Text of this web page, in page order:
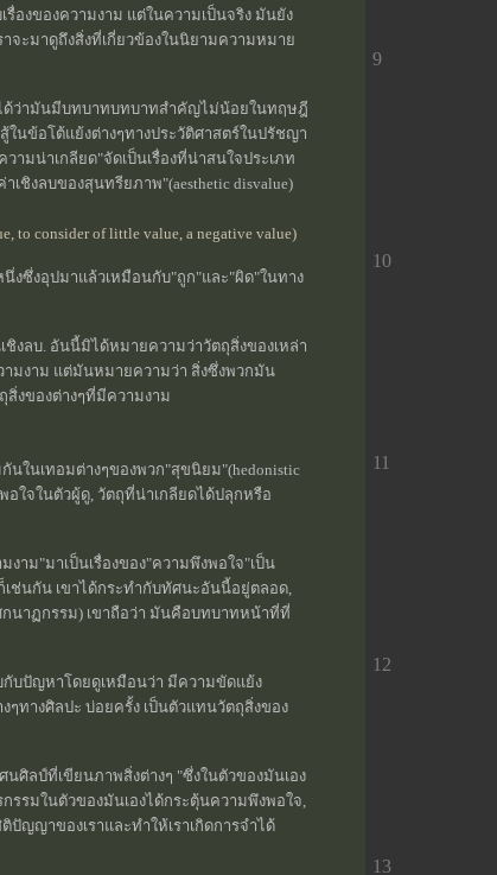
องของความงาม แต่ในความเป็นจริง มันยัง
จะมาดูถึงสิ่งที่เกี่ยวข้องในนิยามความหมาย
ด้ว่ามันมีบทบาทบทบาทสำคัญไม่น้อยในทฤษฎี
นข้อโต้แย้งต่างๆทางประวัติศาสตร์ในปรัชญา
ามน่าเกลียด"จัดเป็นเรื่องที่น่าสนใจประเภท
ชิงลบของสุนทรียภาพ"(aesthetic disvalue)
consider of little value, a negative value)
งซึ่งอุปมาแล้วเหมือนกับ"ถูก"และ"ผิด"ในทาง
งลบ. อันนี้มิได้หมายความว่าวัตถุสิ่งของเหล่า
มงาม แต่มันหมายความว่า สิ่งซึ่งพวกมัน
สิ่งของต่างๆที่มีความงาม
นในเทอมต่างๆของพวก"สุขนิยม"(hedonistic
ใจในตัวผู้ดู, วัตถุที่น่าเกลียดได้ปลุกหรือ
งาม"มาเป็นเรื่องของ"ความพึงพอใจ"เป็น
ก็เช่นกัน เขาได้กระทำกับทัศนะอันนี้อยู่ตลอด,
กนาฏกรรม) เขาถือว่า มันคือบทบาทหน้าที่ที่
กับปัญหาโดยดูเหมือนว่า มีความขัดแย้ง
ๆทางศิลปะ บ่อยครั้ง เป็นตัวแทนวัตถุสิ่งของ
ศิลป์ที่เขียนภาพสิ่งต่างๆ "ซึ่งในตัวของมันเอง
รรมในตัวของมันเองได้กระตุ้นความพึงพอใจ,
ญญาของเราและทำให้เราเกิดการจำได้
9
10
11
12
13